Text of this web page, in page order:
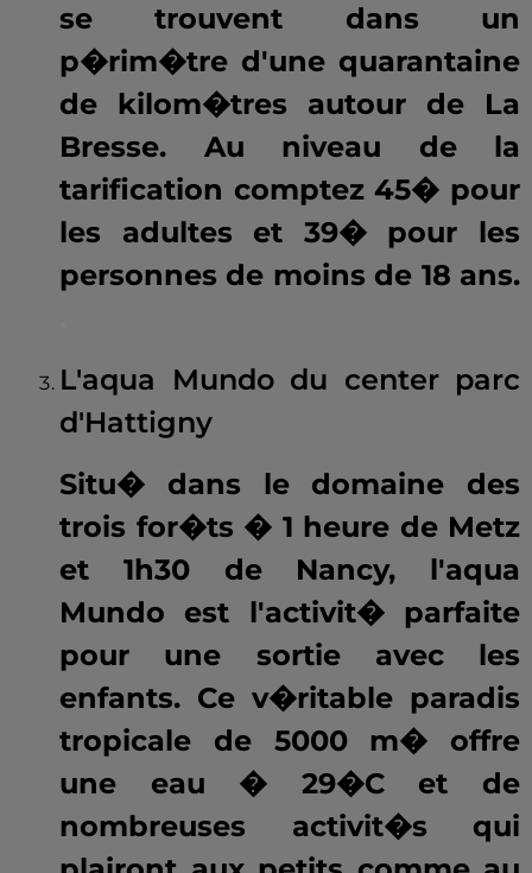
se trouvent dans un
p�rim�tre d'une quarantaine
de kilom�tres autour de La
Bresse. Au niveau de la
tarification comptez 45� pour
les adultes et 39� pour les
personnes de moins de 18 ans.
L'aqua Mundo du center parc
d'Hattigny
Situ� dans le domaine des
trois for�ts � 1 heure de Metz
et 1h30 de Nancy, l'aqua
Mundo est l'activit� parfaite
pour une sortie avec les
enfants. Ce v�ritable paradis
tropicale de 5000 m� offre
une eau � 29�C et de
nombreuses activit�s qui